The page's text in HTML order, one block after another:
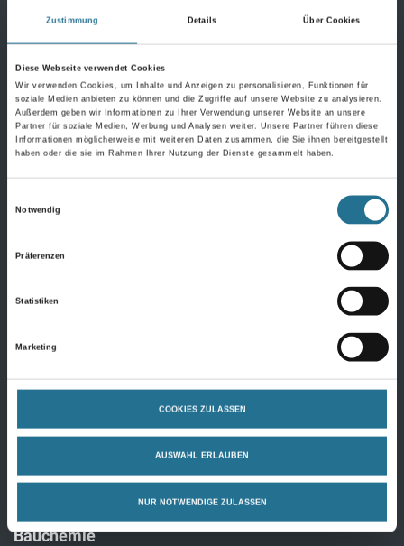
Zustimmung Details Über Cookies
Diese Webseite verwendet Cookies
Wir verwenden Cookies, um Inhalte und Anzeigen zu personalisieren, Funktionen für
soziale Medien anbieten zu können und die Zugriffe auf unsere Website zu analysieren.
Außerdem geben wir Informationen zu Ihrer Verwendung unserer Website an unsere
Partner für soziale Medien, Werbung und Analysen weiter. Unsere Partner führen diese
Informationen möglicherweise mit weiteren Daten zusammen, die Sie ihnen bereitgestellt
haben oder die sie im Rahmen Ihrer Nutzung der Dienste gesammelt haben.
Notwendig
Präferenzen
Statistiken
Marketing
COOKIES ZULASSEN
AUSWAHL ERLAUBEN
NUR NOTWENDIGE ZULASSEN
Bodenbeläge
Design Bodenbeläge
Textile Bodenbeläge
Elastische Bodenbeläge
Laminat
Kork
Überstreichbare Tapeten & Vliese
Bauchemie